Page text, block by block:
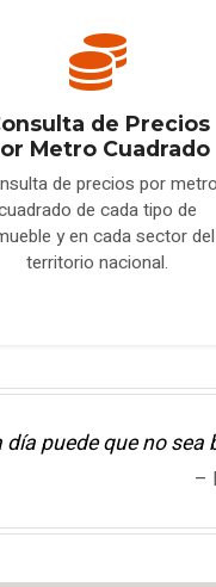
de Precios
Metro Cuadrado
de precios por metro
de cada tipo de
y en cada sector del
territorio nacional.
día puede que no sea
–